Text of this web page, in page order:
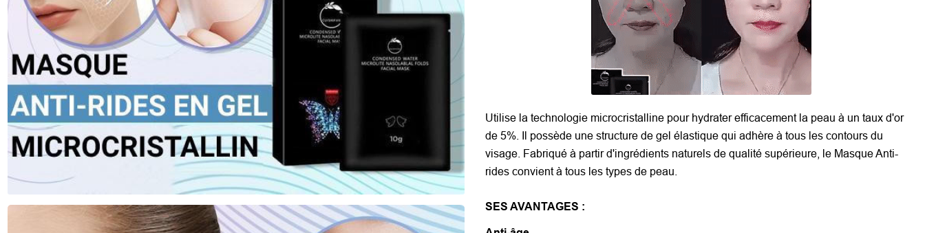
Utilise la technologie microcristalline pour hydrater efficacement la peau à un taux d'or
de 5%. Il possède une structure de gel élastique qui adhère à tous les contours du
visage. Fabriqué à partir d'ingrédients naturels de qualité supérieure, le Masque Anti-
rides convient à tous les types de peau.
SES AVANTAGES :